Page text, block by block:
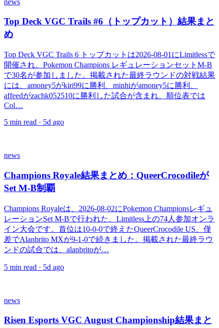
Top Deck VGC Trails #6（トップカット）結果まと
め
Top Deck VGC Trails 6 トップカットは2026-08-01にLimitlessで
開催され、Pokemon Champions レギュレーションセットM-B
で30名が参加しました。掲載された最終ラウンドの対戦結果
には、amoney5がkiri99に勝利、minhiがamoney5に勝利、
affeedがzachk052510に勝利した試合が含まれ、順位表では
Col…
5 min read · 5d ago
news
Champions Royale結果まとめ：QueerCrocodileが
Set M-B制覇
Champions Royaleは、2026-08-02にPokemon Championsレギュ
レーションSet M-Bで行われた、Limitless上の74人参加オンラ
イン大会です。首位は10-0-0で終えたQueerCrocodile US、僅
差でAlanbrito MXが9-1-0で続きました。掲載された最終ラウ
ンドの試合では、alanbritoが…
5 min read · 5d ago
news
Risen Esports VGC August Championship結果まと